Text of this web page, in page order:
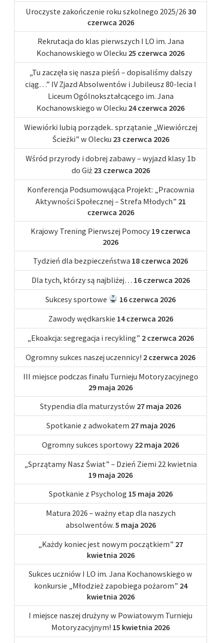
Uroczyste zakończenie roku szkolnego 2025/26 30
czerwca 2026
Rekrutacja do klas pierwszych I LO im. Jana
Kochanowskiego w Olecku 25 czerwca 2026
„Tu zaczęła się nasza pieśń – dopisaliśmy dalszy
ciąg…” IV Zjazd Absolwentów i Jubileusz 80-lecia I
Liceum Ogólnokształcącego im. Jana
Kochanowskiego w Olecku 24 czerwca 2026
Wiewiórki lubią porządek.. sprzątanie „Wiewiórczej
Ścieżki” w Olecku 23 czerwca 2026
Wśród przyrody i dobrej zabawy – wyjazd klasy 1b
do Giż 23 czerwca 2026
Konferencja Podsumowująca Projekt: „Pracownia
Aktywności Społecznej – Strefa Młodych” 21
czerwca 2026
Krajowy Trening Pierwszej Pomocy 19 czerwca
2026
Tydzień dla bezpieczeństwa 18 czerwca 2026
Dla tych, którzy są najbliżej… 16 czerwca 2026
Sukcesy sportowe
16 czerwca 2026
Zawody wędkarskie 14 czerwca 2026
„Ekoakcja: segregacja i recykling” 2 czerwca 2026
Ogromny sukces naszej uczennicy! 2 czerwca 2026
III miejsce podczas finału Turnieju Motoryzacyjnego
29 maja 2026
Stypendia dla maturzystów 27 maja 2026
Spotkanie z adwokatem 27 maja 2026
Ogromny sukces sportowy 22 maja 2026
„Sprzątamy Nasz Świat” – Dzień Ziemi 22 kwietnia
19 maja 2026
Spotkanie z Psycholog 15 maja 2026
Matura 2026 – ważny etap dla naszych
absolwentów. 5 maja 2026
„Każdy koniec jest nowym początkiem” 27
kwietnia 2026
Sukces uczniów I LO im. Jana Kochanowskiego w
konkursie „Młodzież zapobiega pożarom” 24
kwietnia 2026
I miejsce naszej drużyny w Powiatowym Turnieju
Motoryzacyjnym! 15 kwietnia 2026